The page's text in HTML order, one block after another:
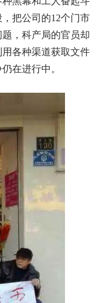
把公司的12个门市
，科产局的官员却
各种渠道获取文件
在进行中。